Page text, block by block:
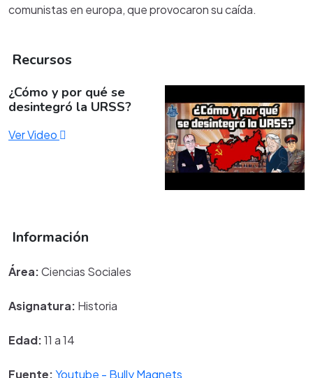
comunistas en europa, que provocaron su caída.
Recursos
¿Cómo y por qué se
desintegró la URSS?
Ver Video
Información
Área:Ciencias Sociales
Asignatura: Historia
Edad:11 a 14
Fuente:Youtube - Bully Magnets